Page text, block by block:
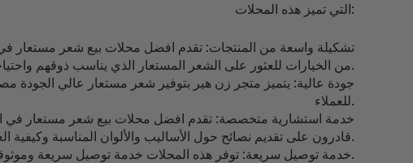
التي تميز هذه المحلات:
تشكيلة واسعة من المنتجات: تقدم افضل محلات بيع شعر مستعار في
من الخيارات للعثور على الشعر المستعار الذي يناسب ذوقهم واحتياجاتهم الشخصية.
جودة عالية: يتميز متجر زن هير بتوفير شعر مستعار عالي الجودة
للعملاء.
خدمة استشارية متخصصة: تقدم افضل محلات بيع شعر مستعار في
قادرون على تقديم نصائح حول الأساليب والألوان المناسبة وكيفية العناية بالشعر المستعار.
خدمة توصيل سريعة: توفر هذه المحلات خدمة توصيل سريعة وموثوقة للمنتجات إلى عتبة منزل العميل. يمكن للعملاء الحصول على شعرهم المستعار دون عناء الانتظار لفترة طويلة.